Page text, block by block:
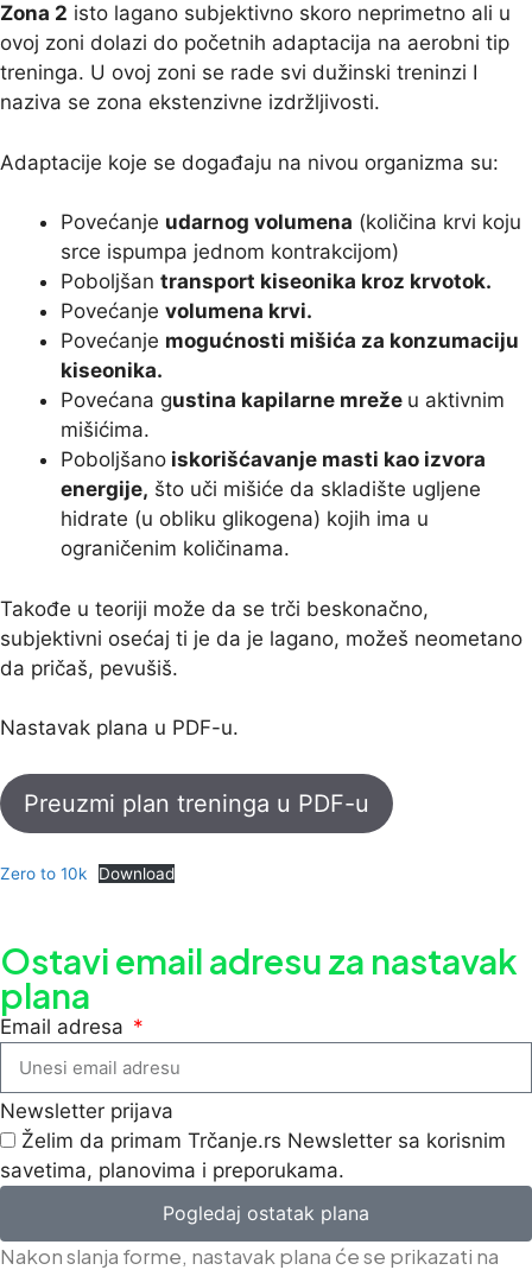
Zona 2 isto lagano subjektivno skoro neprimetno ali u
ovoj zoni dolazi do početnih adaptacija na aerobni tip
treninga. U ovoj zoni se rade svi dužinski treninzi I
naziva se zona ekstenzivne izdržljivosti.
Adaptacije koje se događaju na nivou organizma su:
Povećanje udarnog volumena (količina krvi koju
srce ispumpa jednom kontrakcijom)
Poboljšan transport kiseonika kroz krvotok.
Povećanje volumena krvi.
Povećanje mogućnosti mišića za konzumaciju
kiseonika.
Povećana gustina kapilarne mreže u aktivnim
mišićima.
Poboljšano iskorišćavanje masti kao izvora
energije, što uči mišiće da skladište ugljene
hidrate (u obliku glikogena) kojih ima u
ograničenim količinama.
Takođe u teoriji može da se trči beskonačno,
subjektivni osećaj ti je da je lagano, možeš neometano
da pričaš, pevušiš.
Nastavak plana u PDF-u.
Preuzmi plan treninga u PDF-u
Zero to 10k Download
Ostavi email adresu za nastavak
plana
Email adresa
Newsletter prijava
Želim da primam Trčanje.rs Newsletter sa korisnim
savetima, planovima i preporukama.
Pogledaj ostatak plana
Nakon slanja forme, nastavak plana će se prikazati na